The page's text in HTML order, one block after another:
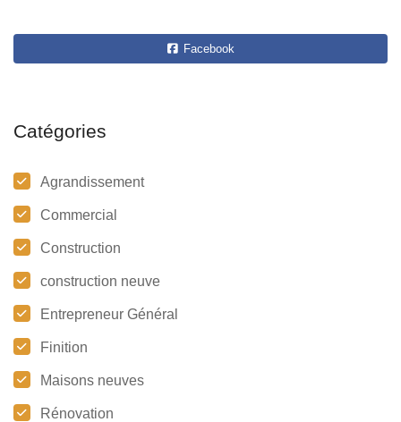
Facebook
Catégories
Agrandissement
Commercial
Construction
construction neuve
Entrepreneur Général
Finition
Maisons neuves
Rénovation